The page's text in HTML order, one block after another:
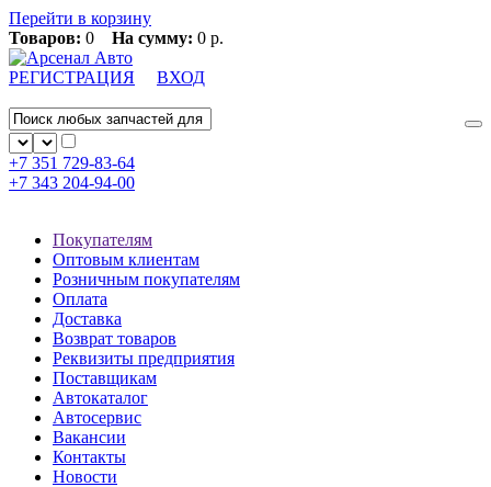
Перейти в корзину
Товаров: 0 На сумму: 0 р.
РЕГИСТРАЦИЯ ВХОД
+7 351 729-83-64
+7 343 204-94-00
Покупателям
Оптовым клиентам
Розничным покупателям
Оплата
Доставка
Возврат товаров
Реквизиты предприятия
Поставщикам
Автокаталог
Автосервис
Вакансии
Контакты
Новости